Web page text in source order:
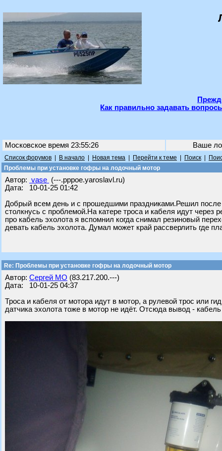
Как правильно задавать
Московское время 23:55:26 Ваше
Список форумов В начало Новая тема Перейти к теме Поиск
Проблемы при установке гофры на лодочный мотор
Автор: vase (---.pppoe.yaroslavl.ru)
Дата: 10-01-25 01:42
Добрый всем день и с прошедшими праздниками.Решил после
столкнусь с проблемой.На катере троса и кабеля идут через
про кабель эхолота я вспомнил когда снимал резиновый
девать кабель эхолота. Думал может край рассверлить где
Re: Проблемы при установке гофры на лодочный мотор
Автор: Сергей МО (83.217.200.---)
Дата: 10-01-25 04:37
Троса и кабеля от мотора идут в мотор, а рулевой трос или
датчика эхолота тоже в мотор не идёт. Отсюда вывод -